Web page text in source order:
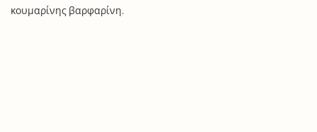
κουμαρίνης βαρφαρίνη.